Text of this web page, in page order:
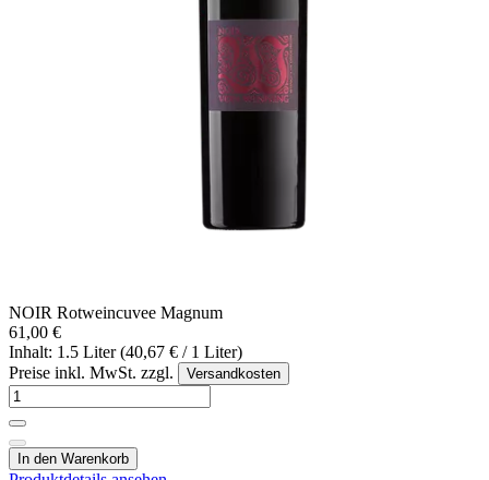
NOIR Rotweincuvee Magnum
61,00 €
Inhalt: 1.5 Liter (40,67 € / 1 Liter)
Preise inkl. MwSt. zzgl.
Versandkosten
In den Warenkorb